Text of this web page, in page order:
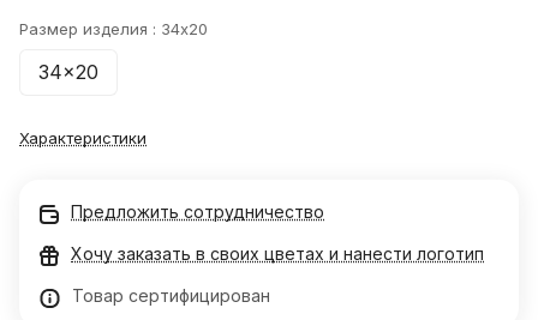
Размер изделия : 34x20
34x20
Характеристики
Предложить сотрудничество
Хочу заказать в своих цветах и нанести логотип
Товар сертифицирован